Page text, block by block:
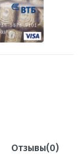
Отзывы(0)